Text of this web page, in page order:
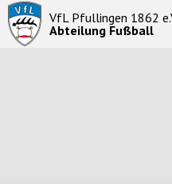
VfL Pfullingen 1862
Abteilung Fußball
Startseite
News